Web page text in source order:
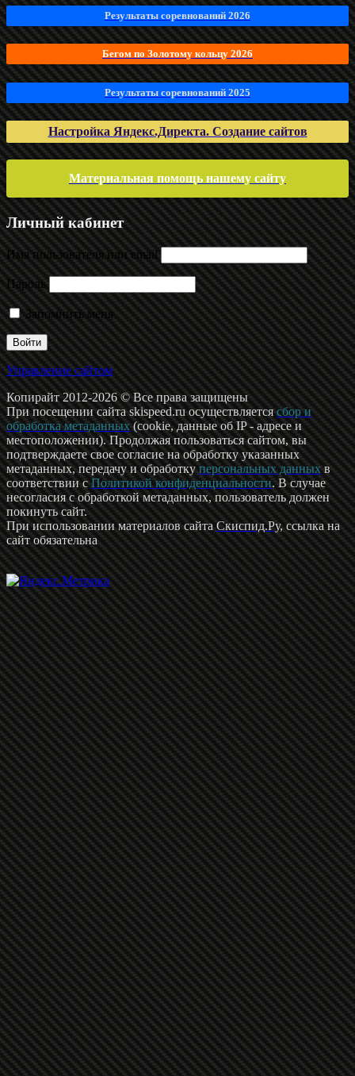
Результаты соревнований 2026
Бегом по Золотому кольцу 2026
Результаты соревнований 2025
Настройка Яндекс.Директа. Создание сайтов
Материальная помощь нашему сайту
Личный кабинет
Имя пользователя или email
Пароль
Запомнить меня
Управление сайтом
Копирайт 2012-2026 © Все права защищены
При посещении сайта skispeed.ru осуществляетсясбор и
обработка метаданных(cookie, данные об IP - адресе и
местоположении). Продолжая пользоваться сайтом, вы
подтверждаете свое согласие на обработку указанных
метаданных, передачу и обработкуперсональных данныхв
соответствии сПолитикой конфиденциальности. В случае
несогласия с обработкой метаданных, пользователь должен
покинуть сайт.
При использовании материалов сайтаСкиспид.Ру, ссылка на
сайт обязательна